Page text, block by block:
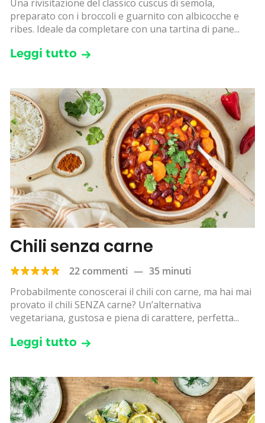
Una rivisitazione del classico cuscus di semola,
preparato con i broccoli e guarnito con albicocche e
ribes. Ideale da completare con una tartina di pane...
Leggi tutto
Chili senza carne
22 commenti — 35 minuti
Probabilmente conoscerai il chili con carne, ma hai mai
provato il chili SENZA carne? Un’alternativa
vegetariana, gustosa e piena di carattere, perfetta...
Leggi tutto